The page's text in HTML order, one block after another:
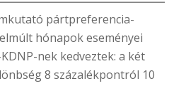
pártpreferencia-
hónapok eseményei
nek kedveztek: a két
8 százalékpontról 10